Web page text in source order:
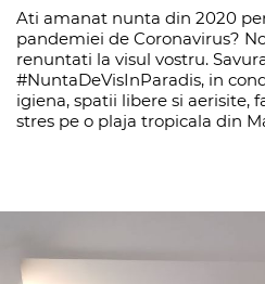
Ati amanat nunta din 2020
pandemiei de Coronavirus?
renuntati la visul vostru.
#NuntaDeVisInParadis, in
igiena, spatii libere si aerisite,
stres pe o plaja tropicala din